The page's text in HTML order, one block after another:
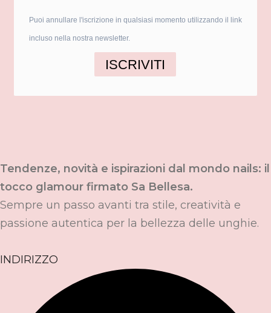
Puoi annullare l'iscrizione in qualsiasi momento utilizzando il link
incluso nella nostra newsletter.
ISCRIVITI
Tendenze, novità e ispirazioni dal mondo nails: il
tocco glamour firmato Sa Bellesa.
Sempre un passo avanti tra stile, creatività e
passione autentica per la bellezza delle unghie.
INDIRIZZO